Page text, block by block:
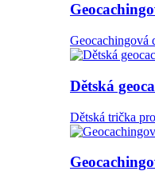
Geocachingová
Dětská
Dětská trička